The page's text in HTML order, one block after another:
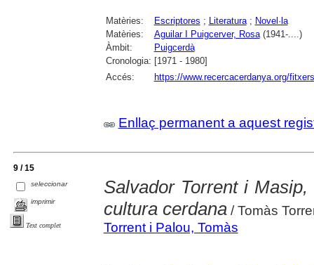
Matèries: Escriptores ; Literatura; Novel·la
Matèries:
Aguilar I Puigcerver, Rosa(1941-....)
Àmbit:
Puigcerdà
Cronologia: [1971 - 1980]
Accés:
https://www.recercacerdanya.org/
Enllaç permanent a aquest
9 / 15
seleccionar
imprimir
Text complet
Salvador Torrent i
cultura cerdana/ Tomàs
Torrent i Palou, Tomàs